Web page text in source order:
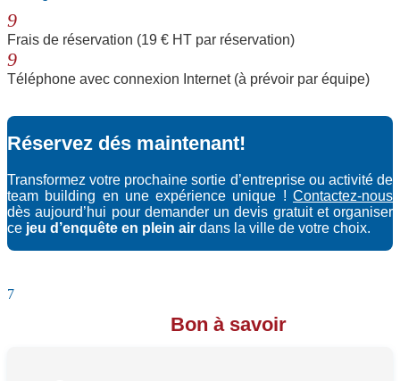
9
Frais de réservation (19 € HT par réservation)
9
Téléphone avec connexion Internet (à prévoir par équipe)
Réservez dés maintenant!
Transformez votre prochaine sortie d’entreprise ou activité de
team building en une expérience unique ! Contactez-nous
dès aujourd’hui pour demander un devis gratuit et organiser
ce jeu d’enquête en plein air dans la ville de votre choix.
7
Bon à savoir